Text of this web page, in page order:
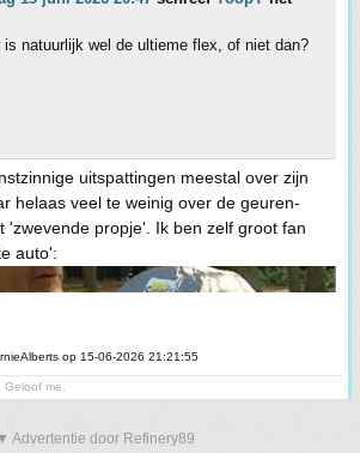
is natuurlijk wel de ultieme flex, of niet dan?
uitspattingen meestal over zijn
helaas veel te weinig over de geuren-
'zwevende propje'. Ik ben zelf groot fan
auto':
op 15-06-2026 21:21:55
me.
Advertentie door Refinery89